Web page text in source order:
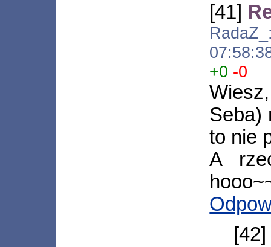
[41]
+0 -0
Seba)
to nie
A